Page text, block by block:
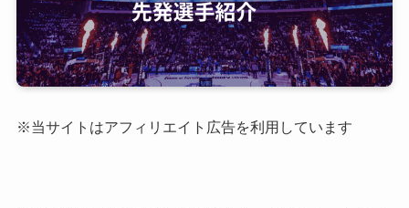
※当サイトはアフィリエイト広告を利用しています